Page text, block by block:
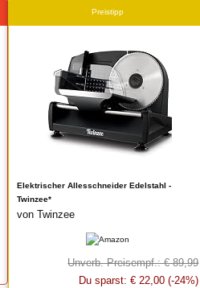
Preistipp
Elektrischer Allesschneider Edelstahl -
Twinzee*
von Twinzee
Unverb. Preisempf.: € 89,99
Du sparst: € 22,00 (-24%)